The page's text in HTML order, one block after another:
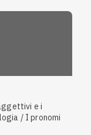
e i
/ I pronomi